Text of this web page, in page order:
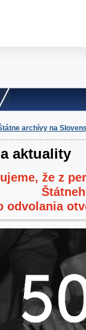
archívy na
aktuality
že z
odvolania